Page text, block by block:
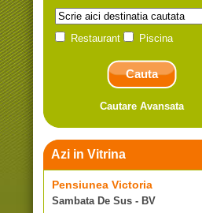
Restaurant Piscina
Cautare Avansata
Azi in Vitrina
Pensiunea Victoria
Sambata De Sus - BV